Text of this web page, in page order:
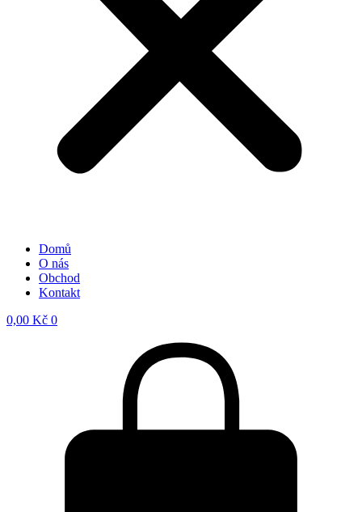
Domů
O nás
Obchod
Kontakt
0,00 Kč 0